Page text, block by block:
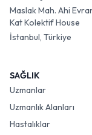
Maslak Mah. Ahi
Kat Kolektif House
İstanbul, Türkiye
SAĞLIK
Uzmanlar
Uzmanlık Alanları
Hastalıklar